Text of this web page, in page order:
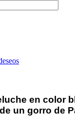
en color
un gorro de